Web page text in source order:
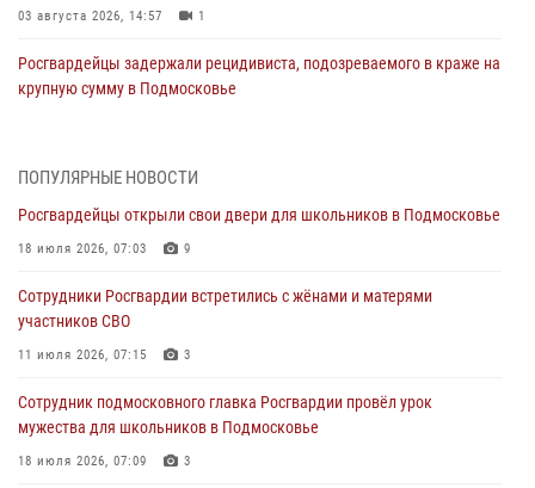
03 августа 2026, 14:57 1
Росгвардейцы задержали рецидивиста, подозреваемого в краже на
крупную сумму в Подмосковье
Росгвардейцы задержали подозреваемых в мошеннических
31 июля 2026, 09:30
(видео)
30 июля 2026, 08:10
федеральном розыске (видео)
29 июля 2026, 14:44
ПОПУЛЯРНЫЕ НОВОСТИ
Росгвардейцы открыли свои двери для школьников в Подмосковье
18 июля 2026, 07:03 9
Сотрудники Росгвардии встретились с жёнами и матерями
участников СВО
11 июля 2026, 07:15 3
Сотрудник подмосковного главка Росгвардии провёл урок
мужества для школьников в Подмосковье
18 июля 2026, 07:09 3